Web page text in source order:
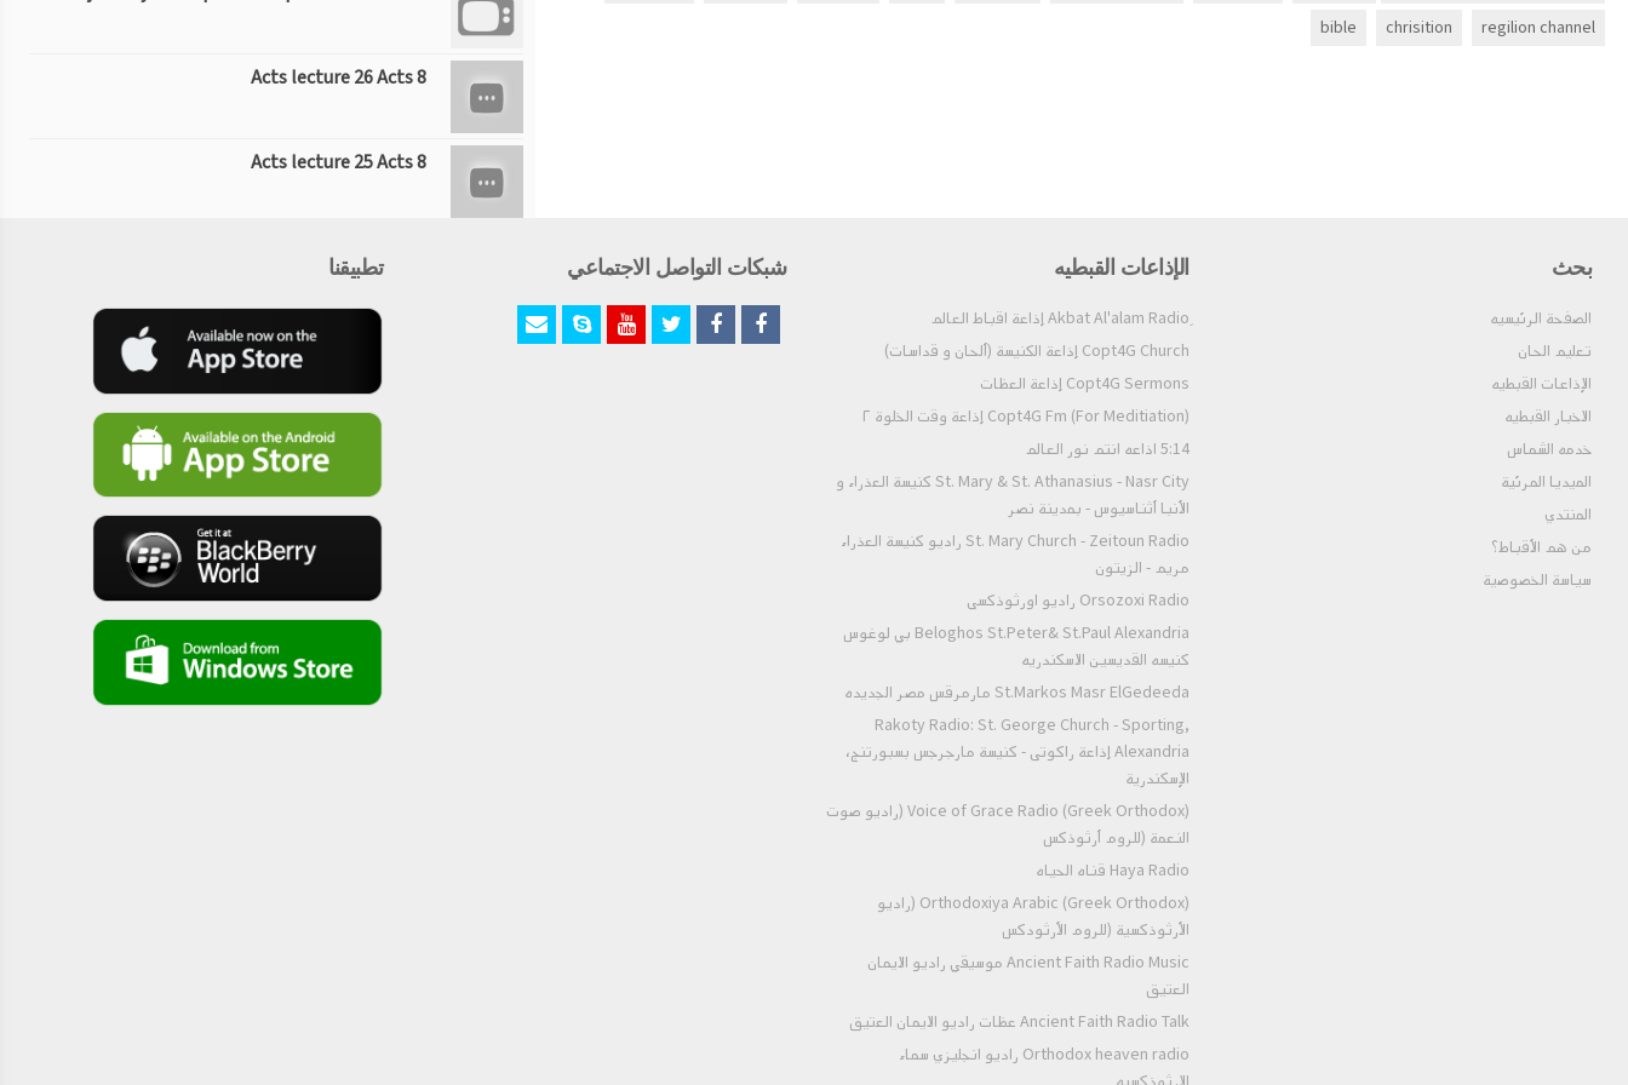
regilion channel
chrisition
bible
Acts lecture 26 Acts 8
Acts lecture 25 Acts 8
Acts lecture 23 Acts 8
Acts lecture 22 (Acts 7)
Acts lecture 21 (Acts 7)
Acts lecture 20 (Acts 7)
Acts lecture 19 (Acts 7 )
بحث
الصفحة الرئيسيه
تعليم الحان
الإذاعات القبطيه
الاخبار القبطيه
خدمه الشماس
الميديا المرئية
المنتدي
من هم الأقباط؟‎
سياسة الخصوصية
الإذاعات القبطيه
Copt4G Church إذاعة الكنيسة (ألحان و قداسات)
Copt4G Sermons إذاعة العظات
Copt4G Fm (For Meditiation) إذاعة وقت الخلوة ٢
5:14 اذاعه انتم نور العالم
St. Mary & St. Athanasius - Nasr City كنيسة العذراء و
الأنبا أثناسيوس - بمدينة نصر
St. Mary Church - Zeitoun Radio راديو كنيسة العذراء
مريم - الزيتون
Orsozoxi Radio راديو اورثوذكسى
Beloghos St.Peter& St.Paul Alexandria بي لوغوس
كنيسه القديسين الاسكندريه
St.Markos Masr ElGedeeda مارمرقس مصر الجديده
Rakoty Radio: St. George Church - Sporting,
Alexandria إذاعة راكوتى - كنيسة مارجرجس بسبورتنج،
الإسكندرية
Voice of Grace Radio (Greek Orthodox) (راديو صوت
النعمة (للروم أرثوذكس
Haya Radio قناه الحياه
Orthodoxiya Arabic (Greek Orthodox) (راديو
الأرثوذكسية (للروم الأرثودكس
Ancient Faith Radio Music موسيقي راديو الايمان
العتيق
Ancient Faith Radio Talk عظات راديو الايمان العتيق
Orthodox heaven radio راديو انجليزي سماء
شبكات التواصل الاجتماعي تطبيقنا